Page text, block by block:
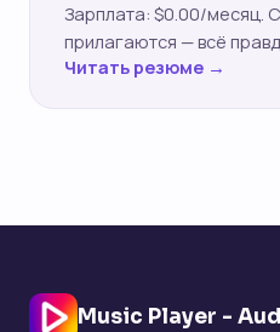
Зарплата: $0.00/месяц.
прилагаются — всё
Читать резюме →
Music Player -